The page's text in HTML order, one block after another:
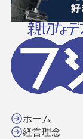
ホーム
経営理念